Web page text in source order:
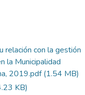
relación con la gestión
la Municipalidad
2019.pdf(1.54 MB)
KB)